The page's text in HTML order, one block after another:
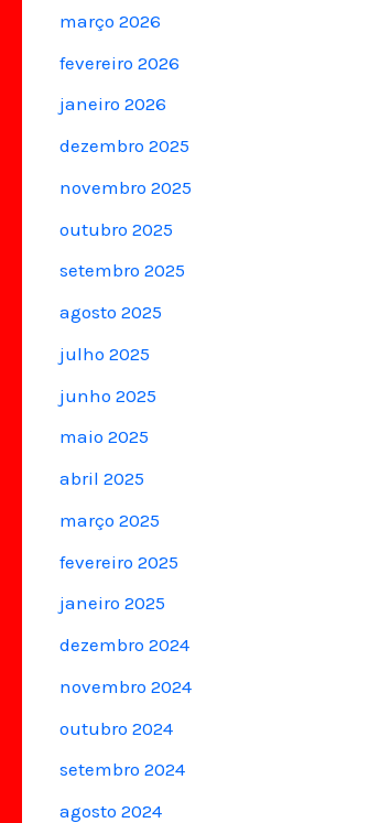
março 2026
fevereiro 2026
janeiro 2026
dezembro 2025
novembro 2025
outubro 2025
setembro 2025
agosto 2025
julho 2025
junho 2025
maio 2025
abril 2025
março 2025
fevereiro 2025
janeiro 2025
dezembro 2024
novembro 2024
outubro 2024
setembro 2024
agosto 2024